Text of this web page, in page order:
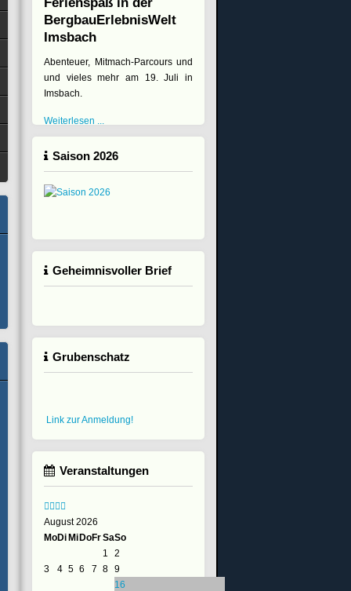
BergbauErlebnisWelt
Imsbach
Abenteuer, Mitmach-Parcours und
und vieles mehr am 19. Juli in
Imsbach.
Weiterlesen ...
Saison 2026
Geheimnisvoller Brief
Grubenschatz
Link zur Anmeldung!
Veranstaltungen
August 2026
MoDiMiDoFrSaSo
1
2
3
4 5 6 7 8 9
16